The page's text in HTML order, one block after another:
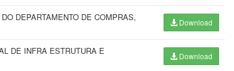
DEPARTAMENTO DE COMPRAS,
Download
DE INFRA ESTRUTURA E
Download